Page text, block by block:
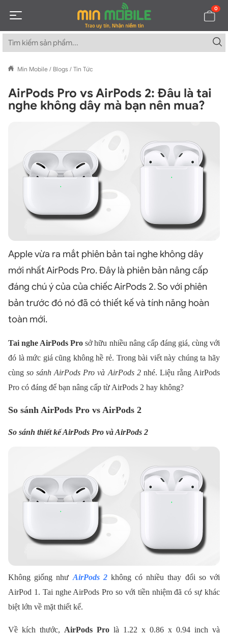
0
Min Mobile / Blogs / Tin Tức
AirPods Pro vs AirPods 2: Đâu là tai
nghe không dây mà bạn nên mua?
Apple vừa ra mắt phiên bản tai nghe không dây
mới nhất AirPods Pro. Đây là phiên bản nâng cấp
đáng chú ý của của chiếc AirPods 2. So với phiên
bản trước đó nó đã có thiết kế và tính năng hoàn
toàn mới.
Tai nghe AirPods Pro sở hữu nhiều nâng cấp đáng giá, cùng với
đó là mức giá cũng không hề rẻ. Trong bài viết này chúng ta hãy
cùngso sánh AirPods Pro và AirPods 2 nhé. Liệu rằng AirPods
Pro có đáng để bạn nâng cấp từ AirPods 2 hay không?
So sánh AirPods Pro vs AirPods 2
So sánh thiết kế AirPods Pro và AirPods 2
Không giống như AirPods 2không có nhiều thay đổi so với
AirPod 1. Tai nghe AirPods Pro so với tiền nhiệm đã có sự khác
biệt lớn về mặt thiết kế.
Về kích thước, AirPods Pro là 1.22 x 0.86 x 0.94 inch và